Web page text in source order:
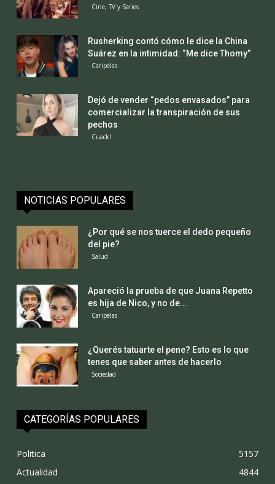
Cine, TV y Series
Rusherking contó cómo le dice la China
Suárez en la intimidad: “Me dice Thomy”
Caripelas
Dejó de vender “pedos envasados” para
comercializar la transpiración de sus
pechos
Cuack!
NOTICIAS POPULARES
¿Por qué se nos tuerce el dedo pequeño
del pie?
Salud
Apareció la prueba de que Juana Repetto
es hija de Nico, y no de...
Caripelas
¿Querés tatuarte el pene? Esto es lo que
tenes que saber antes de hacerlo
Sociedad
CATEGORÍAS POPULARES
Politica
5157
Actualidad
4844